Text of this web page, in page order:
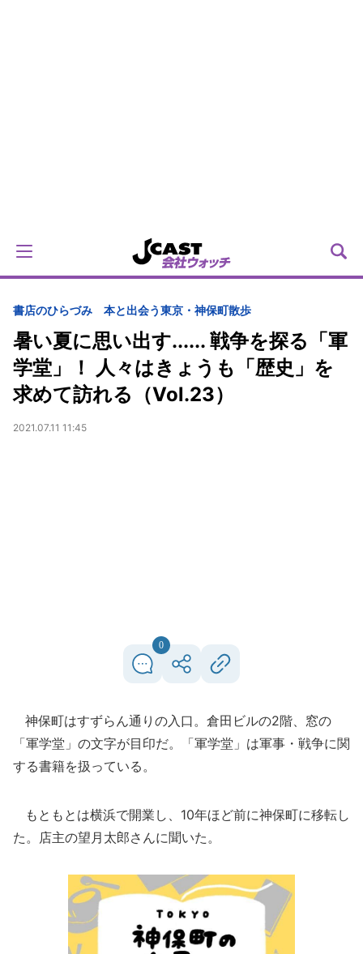
書店のひらづみ 本と出会う東京・神保町散歩
暑い夏に思い出す...... 戦争を探る「軍
学堂」！ 人々はきょうも「歴史」を
求めて訪れる（Vol.23）
2021.07.11 11:45
0
神保町はすずらん通りの入口。倉田ビルの2階、窓の
「軍学堂」の文字が目印だ。「軍学堂」は軍事・戦争に関
する書籍を扱っている。
もともとは横浜で開業し、10年ほど前に神保町に移転し
た。店主の望月太郎さんに聞いた。